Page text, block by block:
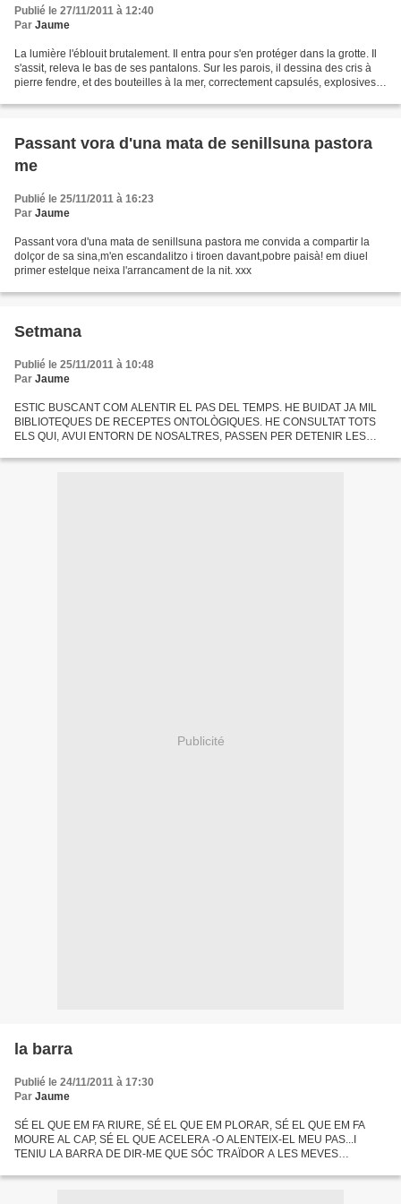
Publié le 27/11/2011 à 12:40
Par Jaume
La lumière l'éblouit brutalement. Il entra pour s'en protéger dans la grotte. Il
s'assit, releva le bas de ses pantalons. Sur les parois, il dessina des cris à
pierre fendre, et des bouteilles à la mer, correctement capsulés, explosives. Il
Passant vora d'una mata de senillsuna pastora
me
Publié le 25/11/2011 à 16:23
Par Jaume
Passant vora d'una mata de senillsuna pastora me convida a compartir la
dolçor de sa sina,m'en escandalitzo i tiroen davant,pobre paisà! em diuel
primer estelque neixa l'arrancament de la nit. xxx
Setmana
Publié le 25/11/2011 à 10:48
Par Jaume
ESTIC BUSCANT COM ALENTIR EL PAS DEL TEMPS. HE BUIDAT JA MIL
BIBLIOTEQUES DE RECEPTES ONTOLÒGIQUES. HE CONSULTAT TOTS
ELS QUI, AVUI ENTORN DE NOSALTRES, PASSEN PER DETENIR LES
MÀ ESQUERRA AMB...
Publicité
la barra
Publié le 24/11/2011 à 17:30
Par Jaume
SÉ EL QUE EM FA RIURE, SÉ EL QUE EM PLORAR, SÉ EL QUE EM FA
MOURE AL CAP, SÉ EL QUE ACELERA -O ALENTEIX-EL MEU PAS...I
TENIU LA BARRA DE DIR-ME QUE SÓC TRAÏDOR A LES MEVES
DISFRESSES. PERÒ QUI SEU...